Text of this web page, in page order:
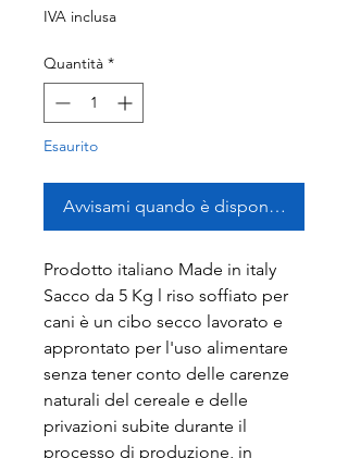
IVA inclusa
Quantità *
Esaurito
Avvisami quando è disponibile
Prodotto italiano Made in italy
Sacco da 5 Kg l riso soffiato per
cani è un cibo secco lavorato e
approntato per l'uso alimentare
senza tener conto delle carenze
naturali del cereale e delle
privazioni subite durante il
processo di produzione, in